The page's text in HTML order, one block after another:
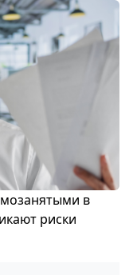
в
риски